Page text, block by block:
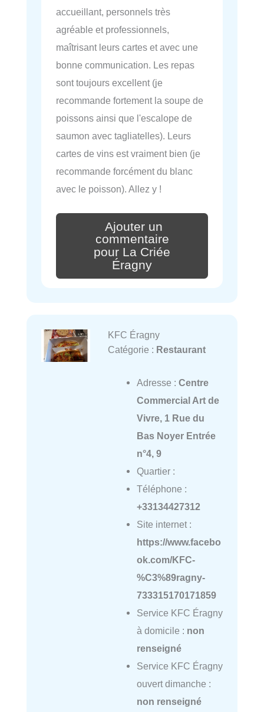
accueillant, personnels très
agréable et professionnels,
maîtrisant leurs cartes et avec une
bonne communication. Les repas
sont toujours excellent (je
recommande fortement la soupe de
poissons ainsi que l'escalope de
saumon avec tagliatelles). Leurs
cartes de vins est vraiment bien (je
recommande forcément du blanc
avec le poisson). Allez y !
Ajouter un
commentaire
pour La Criée
Éragny
KFC Éragny
Catégorie : Restaurant
Adresse : Centre
Commercial Art de
Vivre, 1 Rue du
Bas Noyer Entrée
n°4, 9
Quartier :
Téléphone :
+33134427312
Site internet :
https://www.facebo
ok.com/KFC-
%C3%89ragny-
733315170171859
Service KFC Éragny
à domicile : non
renseigné
Service KFC Éragny
ouvert dimanche :
non renseigné